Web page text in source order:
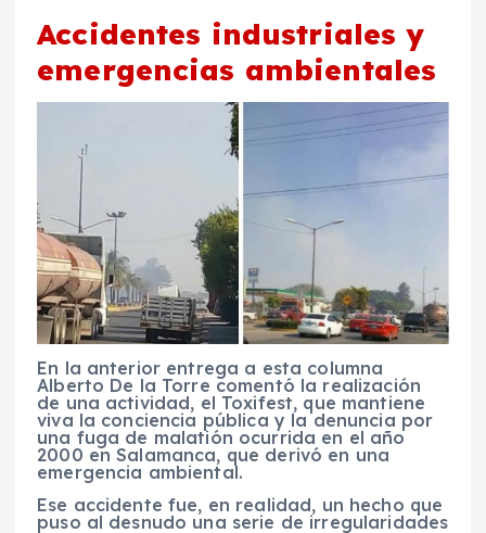
Accidentes industriales y
emergencias ambientales
En la anterior entrega a esta columna
Alberto De la Torre comentó la realización
de una actividad, el Toxifest, que mantiene
viva la conciencia pública y la denuncia por
una fuga de malatión ocurrida en el año
2000 en Salamanca, que derivó en una
emergencia ambiental.
Ese accidente fue, en realidad, un hecho que
puso al desnudo una serie de irregularidades